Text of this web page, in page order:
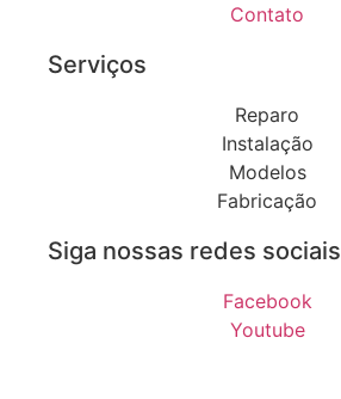
Contato
Serviços
Reparo
Instalação
Modelos
Fabricação
Siga nossas redes sociais
Facebook
Youtube